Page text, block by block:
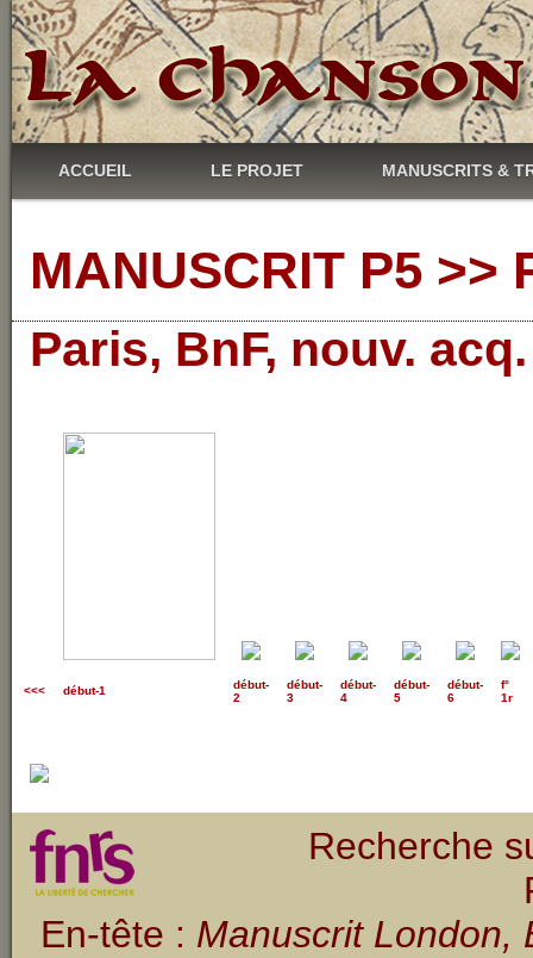
ACCUEIL LE PROJET MANUSCRITS &
MANUSCRIT P5
Paris, BnF, nouv.
<<< début-1 début-
2
début-
3
début-
4
début-
5
début-
6
f°
1r
Recherche
En-tête : Manuscrit London,